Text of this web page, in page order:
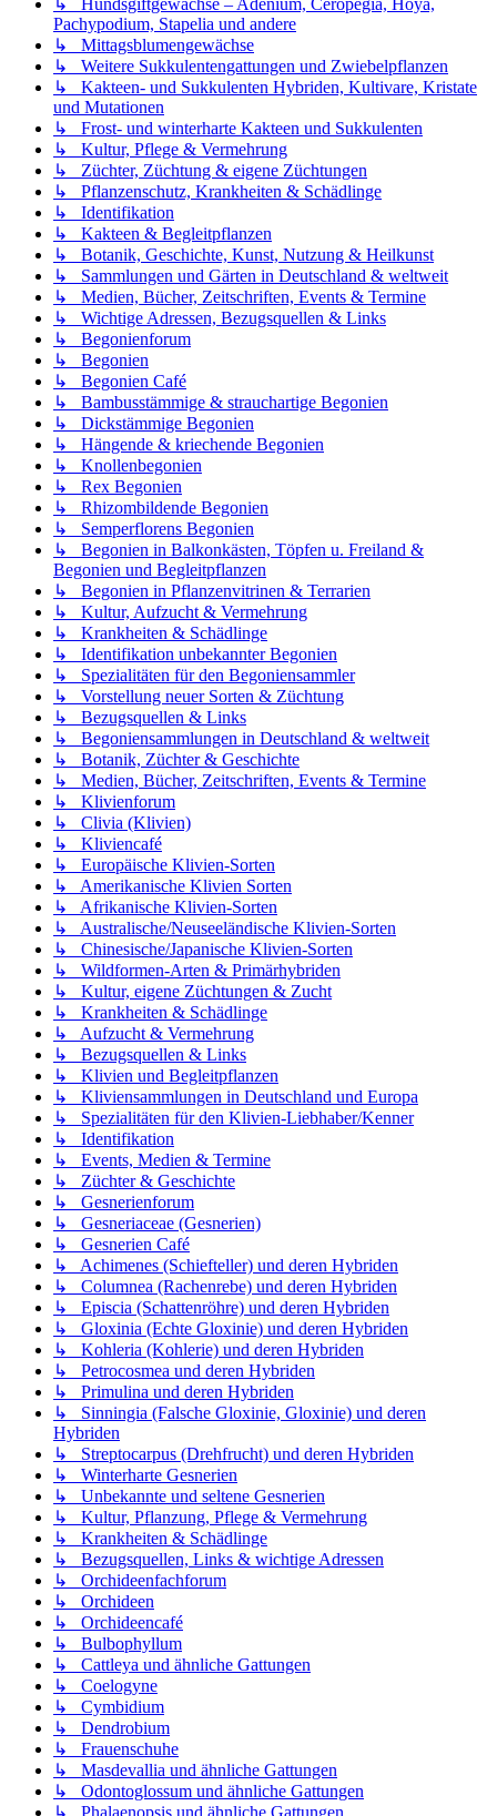
↳ Hundsgiftgewächse – Adenium, Ceropegia, Hoya,
Pachypodium, Stapelia und andere
↳ Mittagsblumengewächse
↳ Weitere Sukkulentengattungen und Zwiebelpflanzen
↳ Kakteen- und Sukkulenten Hybriden, Kultivare, Kristate
und Mutationen
↳ Frost- und winterharte Kakteen und Sukkulenten
↳ Kultur, Pflege & Vermehrung
↳ Züchter, Züchtung & eigene Züchtungen
↳ Pflanzenschutz, Krankheiten & Schädlinge
↳ Identifikation
↳ Kakteen & Begleitpflanzen
↳ Botanik, Geschichte, Kunst, Nutzung & Heilkunst
↳ Sammlungen und Gärten in Deutschland & weltweit
↳ Medien, Bücher, Zeitschriften, Events & Termine
↳ Wichtige Adressen, Bezugsquellen & Links
↳ Begonienforum
↳ Begonien
↳ Begonien Café
↳ Bambusstämmige & strauchartige Begonien
↳ Dickstämmige Begonien
↳ Hängende & kriechende Begonien
↳ Knollenbegonien
↳ Rex Begonien
↳ Rhizombildende Begonien
↳ Semperflorens Begonien
↳ Begonien in Balkonkästen, Töpfen u. Freiland &
Begonien und Begleitpflanzen
↳ Begonien in Pflanzenvitrinen & Terrarien
↳ Kultur, Aufzucht & Vermehrung
↳ Krankheiten & Schädlinge
↳ Identifikation unbekannter Begonien
↳ Spezialitäten für den Begoniensammler
↳ Vorstellung neuer Sorten & Züchtung
↳ Bezugsquellen & Links
↳ Begoniensammlungen in Deutschland & weltweit
↳ Botanik, Züchter & Geschichte
↳ Medien, Bücher, Zeitschriften, Events & Termine
↳ Klivienforum
↳ Clivia (Klivien)
↳ Kliviencafé
↳ Europäische Klivien-Sorten
↳ Amerikanische Klivien Sorten
↳ Afrikanische Klivien-Sorten
↳ Australische/Neuseeländische Klivien-Sorten
↳ Chinesische/Japanische Klivien-Sorten
↳ Wildformen-Arten & Primärhybriden
↳ Kultur, eigene Züchtungen & Zucht
↳ Krankheiten & Schädlinge
↳ Aufzucht & Vermehrung
↳ Bezugsquellen & Links
↳ Klivien und Begleitpflanzen
↳ Kliviensammlungen in Deutschland und Europa
↳ Spezialitäten für den Klivien-Liebhaber/Kenner
↳ Identifikation
↳ Events, Medien & Termine
↳ Züchter & Geschichte
↳ Gesnerienforum
↳ Gesneriaceae (Gesnerien)
↳ Gesnerien Café
↳ Achimenes (Schiefteller) und deren Hybriden
↳ Columnea (Rachenrebe) und deren Hybriden
↳ Episcia (Schattenröhre) und deren Hybriden
↳ Gloxinia (Echte Gloxinie) und deren Hybriden
↳ Kohleria (Kohlerie) und deren Hybriden
↳ Petrocosmea und deren Hybriden
↳ Primulina und deren Hybriden
↳ Sinningia (Falsche Gloxinie, Gloxinie) und deren
Hybriden
↳ Streptocarpus (Drehfrucht) und deren Hybriden
↳ Winterharte Gesnerien
↳ Unbekannte und seltene Gesnerien
↳ Kultur, Pflanzung, Pflege & Vermehrung
↳ Krankheiten & Schädlinge
↳ Bezugsquellen, Links & wichtige Adressen
↳ Orchideenfachforum
↳ Orchideen
↳ Orchideencafé
↳ Bulbophyllum
↳ Cattleya und ähnliche Gattungen
↳ Coelogyne
↳ Cymbidium
↳ Dendrobium
↳ Frauenschuhe
↳ Masdevallia und ähnliche Gattungen
↳ Odontoglossum und ähnliche Gattungen